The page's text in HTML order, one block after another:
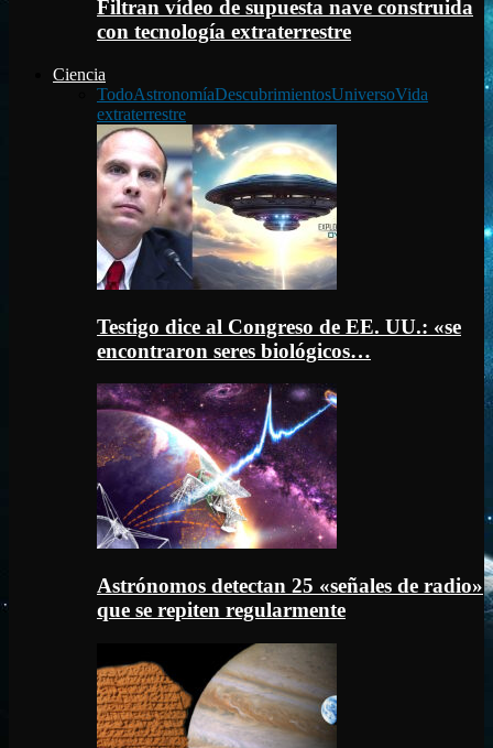
Filtran vídeo de supuesta nave construida
con tecnología extraterrestre
Ciencia
TodoAstronomíaDescubrimientosUniversoVida
extraterrestre
Testigo dice al Congreso de EE. UU.: «se
encontraron seres biológicos…
Astrónomos detectan 25 «señales de radio»
que se repiten regularmente